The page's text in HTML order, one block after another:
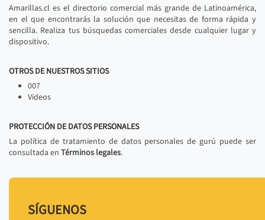
Amarillas.cl es el directorio comercial más grande de Latinoamérica,
en el que encontrarás la solución que necesitas de forma rápida y
sencilla. Realiza tus búsquedas comerciales desde cualquier lugar y
dispositivo.
OTROS DE NUESTROS SITIOS
007
Videos
PROTECCIÓN DE DATOS PERSONALES
La política de tratamiento de datos personales de gurú puede ser
consultada en Términos legales.
SÍGUENOS